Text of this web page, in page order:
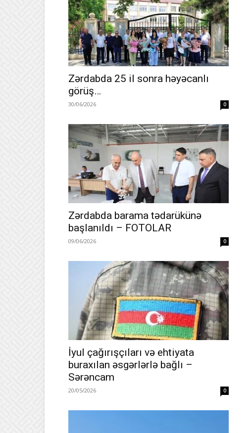
Zərdabda 25 il sonra həyəcanlı
görüş…
30/06/2026 0
Zərdabda barama tədarükünə
başlanıldı – FOTOLAR
09/06/2026 0
İyul çağırışçıları və ehtiyata
buraxılan əsgərlərlə bağlı –
Sərəncam
20/05/2026 0